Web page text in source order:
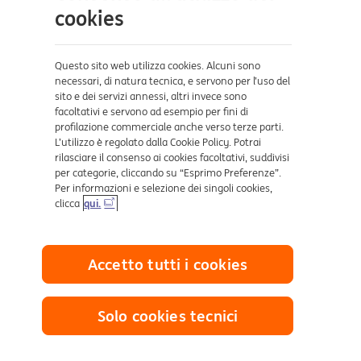
Aiuto e supporto
Dove ci trovi
Certificazioni
Collegamenti utili
Mappa del sito
Sezione Privacy
cookies
Questo sito web utilizza cookies. Alcuni sono
necessari, di natura tecnica, e servono per l’uso del
sito e dei servizi annessi, altri invece sono
facoltativi e servono ad esempio per fini di
profilazione commerciale anche verso terze parti.
L’utilizzo è regolato dalla Cookie Policy. Potrai
rilasciare il consenso ai cookies facoltativi, suddivisi
per categorie, cliccando su “Esprimo Preferenze”.
Per informazioni e selezione dei singoli cookies,
clicca qui.
Solo cookies tecnici
Accetto tutti i cookies